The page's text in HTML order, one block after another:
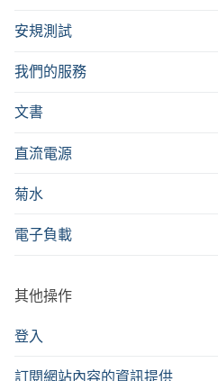
安規測試
我們的服務
文書
直流電源
菊水
電子負載
其他操作
登入
訂閱網站內容的資訊提供